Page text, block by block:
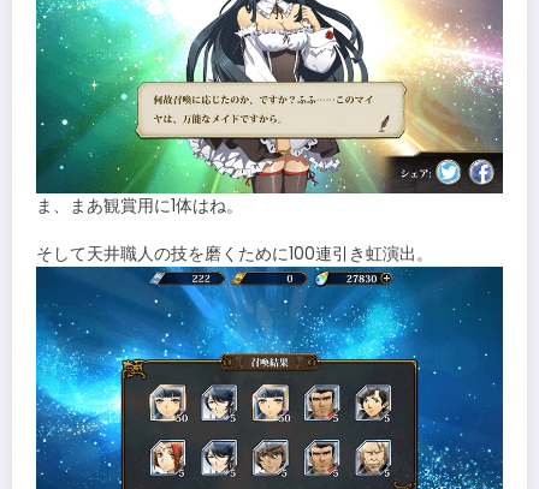
ま、まあ観賞用に1体はね。
そして天井職人の技を磨くために100連引き虹演出。